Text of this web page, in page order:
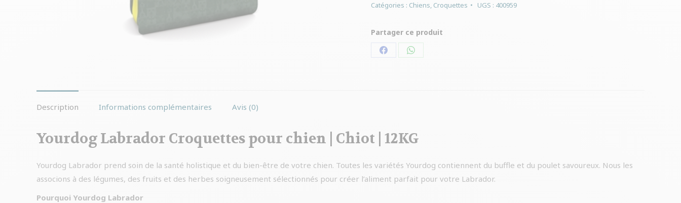
Catégories : Chiens, Croquettes UGS : 400959
Partager ce produit
PartagerPartager
Description Informations complémentaires Avis (0)
Yourdog Labrador Croquettes pour chien | Chiot | 12KG
Yourdog Labrador prend soin de la santé holistique et du bien-être de votre chien. Toutes les variétés Yourdog contiennent du buffle et du poulet savoureux. Nous les
associons à des légumes, des fruits et des herbes soigneusement sélectionnés pour créer l’aliment parfait pour votre Labrador.
Pourquoi Yourdog Labrador